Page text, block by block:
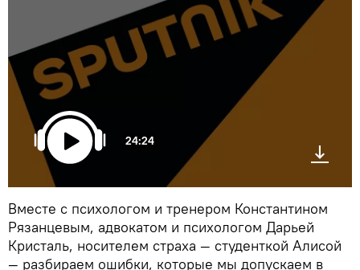
24:24
Вместе с психологом и тренером Константином
Рязанцевым, адвокатом и психологом Дарьей
Кристаль, носителем страха — студенткой Алисой
— разбираем ошибки, которые мы допускаем в